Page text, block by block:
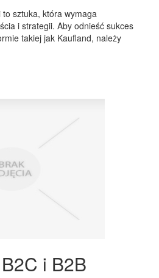
sztuka, która wymaga
i strategii. Aby odnieść sukces
takiej jak Kaufland, należy
i B2B